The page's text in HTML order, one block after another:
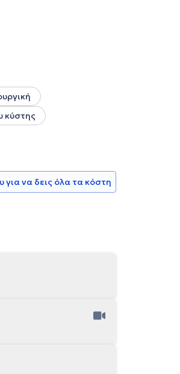
σε μεγάλα
κύστης
για να δεις όλα τα κόστη